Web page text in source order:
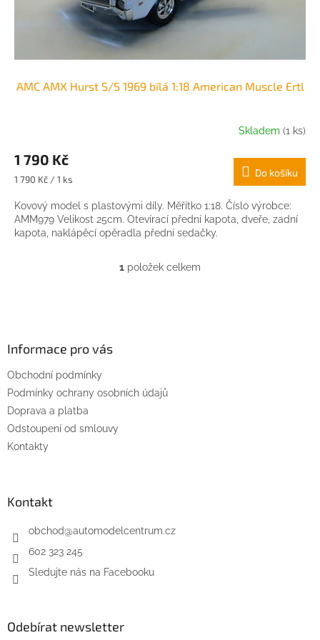
AMC AMX Hurst S/S 1969 bílá 1:18 American Muscle Ertl
Skladem (1 ks)
1 790 Kč
Měrná
1 790 Kč / 1 ks
Do košíku
Kovový model s plastovými díly. Měřítko 1:18. Číslo výrobce:
AMM979 Velikost 25cm. Otevírací přední kapota, dveře, zadní
kapota, naklápěcí opěradla přední sedačky.
O
r
1 položek celkem
Informace pro vás
Obchodní podmínky
Podmínky ochrany osobních údajů
Doprava a platba
Odstoupení od smlouvy
Kontakty
Kontakt
obchod@automodelcentrum.cz
602 323 245
Sledujte nás na Facebooku
Odebírat newsletter